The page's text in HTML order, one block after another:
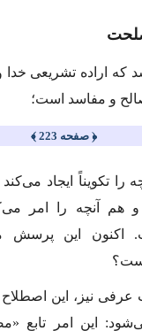
كه اراده تشریعى خدا
و مفاسد است؛
﴿ صفحه 223 ﴾
را تكویناً ایجاد
و هم آنچه را امر
اكنون این پرسش
عرفى نیز، این
این امر تابع